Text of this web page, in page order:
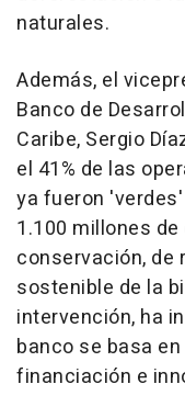
naturales.
Además, el
Banco de
Caribe, Sergio
el 41% de las
ya fueron
1.100 millones
conservación, de
sostenible de la
intervención, ha
banco se basa
financiación e